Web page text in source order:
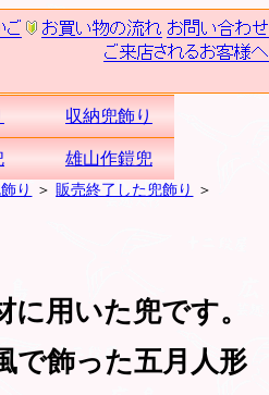
収納兜飾り
雄山作鎧兜
り ＞ 販売終了した兜飾り ＞
用いた兜です。
で飾った五月人形